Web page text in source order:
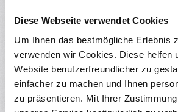
Diese Webseite verwendet Cookies
Um Ihnen das bestmögliche Erlebnis
verwenden wir Cookies. Diese helfen
Website benutzerfreundlicher zu
einfacher zu machen und Ihnen
zu präsentieren. Mit Ihrer
erfolgreicher Prüfung schalten wir Ihr
Exklusiver B2B-
B2B-Kunden erhalten einen eigenen
ausgewählten Artikeln,